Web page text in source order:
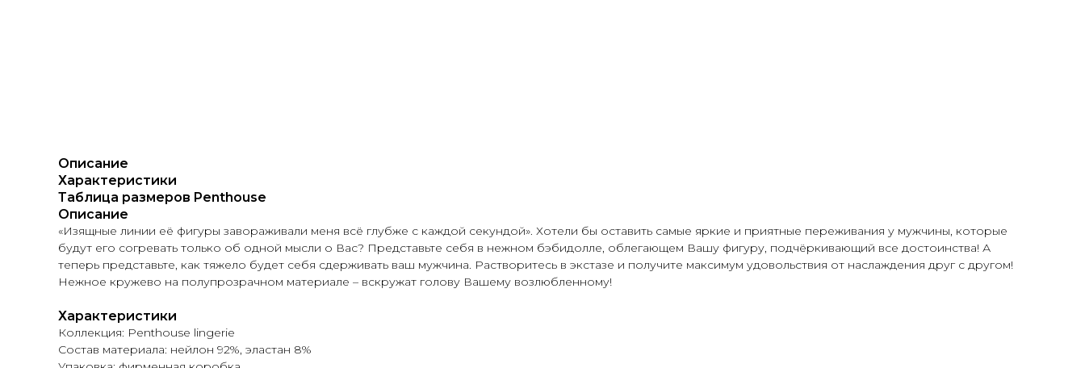
Описание
Характеристики
Таблица размеров Penthouse
Описание
«Изящные линии её фигуры завораживали меня всё глубже с каждой секундой». Хотели бы оставить самые яркие и приятные переживания у мужчины, которые
будут его согревать только об одной мысли о Вас? Представьте себя в нежном бэбидолле, облегающем Вашу фигуру, подчёркивающий все достоинства! А
теперь представьте, как тяжело будет себя сдерживать ваш мужчина. Растворитесь в экстазе и получите максимум удовольствия от наслаждения друг с другом!
Нежное кружево на полупрозрачном материале – вскружат голову Вашему возлюбленному!
Характеристики
Коллекция: Penthouse lingerie
Состав материала: нейлон 92%, эластан 8%